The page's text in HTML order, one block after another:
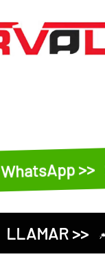
WhatsApp >>
LLAMAR >>